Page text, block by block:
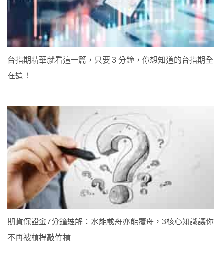
台指期精華就看這一篇，只要 3 分鐘，你想知道的台指期全
在這！
期貨保證金7分鐘速解：水能載舟亦能覆舟，3核心知識讓你
不再被槓桿敲竹槓